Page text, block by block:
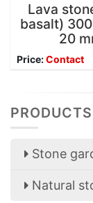
Lava
basalt)
20
Price:Contact
PRODUCTS
Stone
Natural